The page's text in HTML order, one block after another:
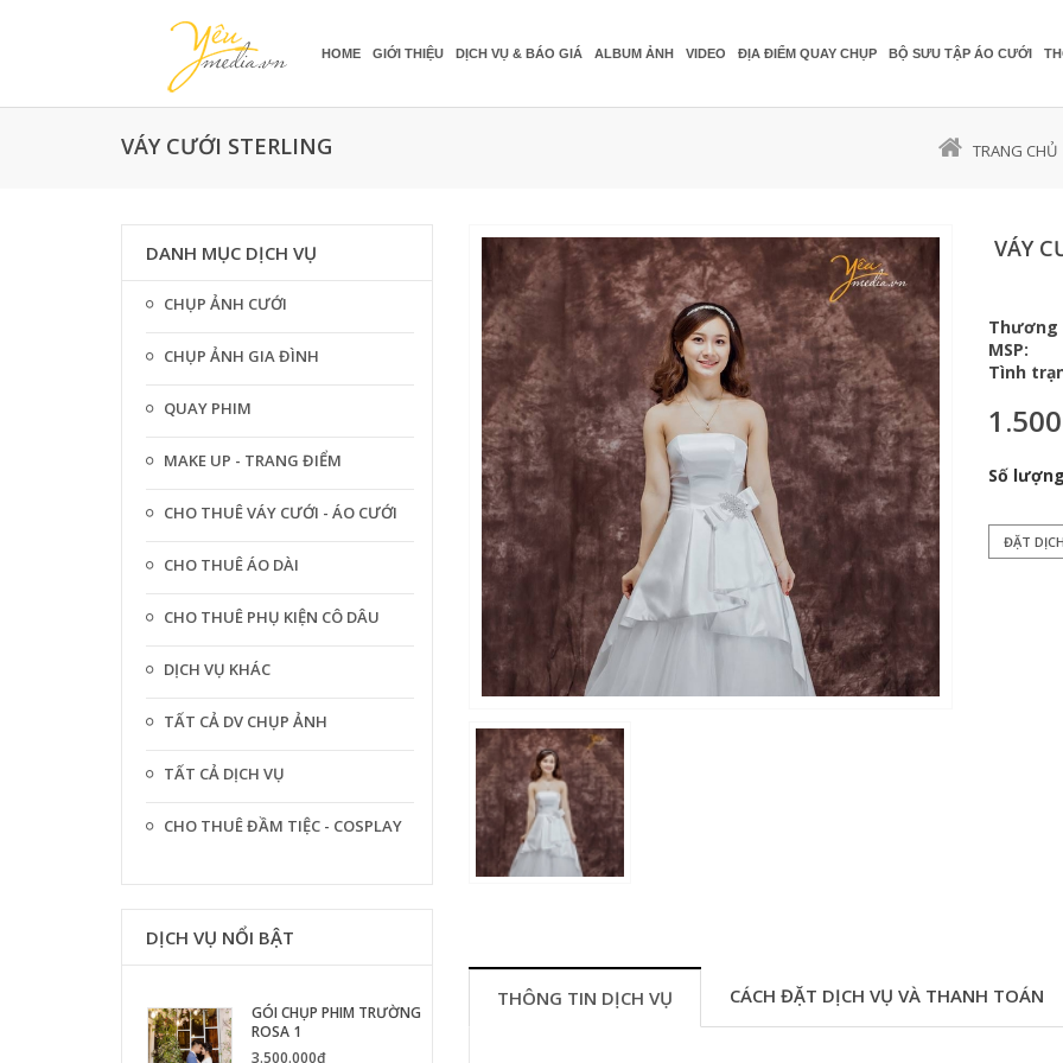
HOME GIỚI THIỆU DỊCH VỤ & BÁO GIÁ ALBUM ẢNH VIDEO ĐỊA ĐIỂM QUAY CHỤP BỘ SƯU TẬP ÁO CƯỚI
VÁY CƯỚI STERLING TRANG CHỦ
DANH MỤC DỊCH VỤ
CHỤP ẢNH CƯỚI
CHỤP ẢNH GIA ĐÌNH
QUAY PHIM
MAKE UP - TRANG ĐIỂM
CHO THUÊ VÁY CƯỚI - ÁO CƯỚI
CHO THUÊ ÁO DÀI
CHO THUÊ PHỤ KIỆN CÔ DÂU
DỊCH VỤ KHÁC
TẤT CẢ DV CHỤP ẢNH
TẤT CẢ DỊCH VỤ
CHO THUÊ ĐẦM TIỆC - COSPLAY
DỊCH VỤ NỔI BẬT
GÓI CHỤP PHIM TRƯỜNG
ROSA 1
3.500.000₫
VÁY
Thương
MSP:
Tình
Số
ĐẶT
THÔNG TIN DỊCH VỤ CÁCH ĐẶT DỊCH VỤ VÀ THANH TOÁN